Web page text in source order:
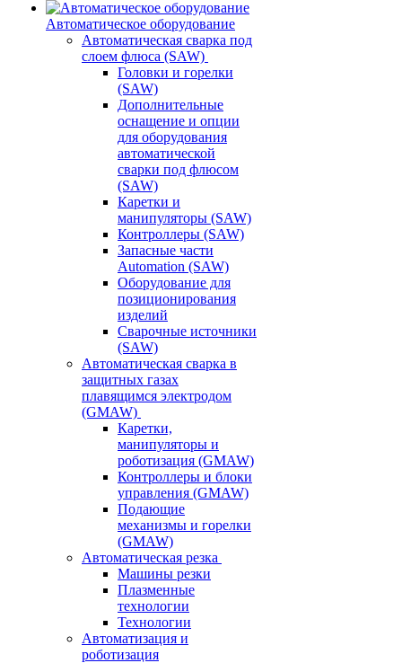
Автоматическое оборудование
Автоматическая сварка под
слоем флюса (SAW)
Головки и горелки
(SAW)
Дополнительные
оснащение и опции
для оборудования
автоматической
сварки под флюсом
(SAW)
Каретки и
манипуляторы (SAW)
Контроллеры (SAW)
Запасные части
Automation (SAW)
Оборудование для
позиционирования
изделий
Сварочные источники
(SAW)
Автоматическая сварка в
защитных газах
плавящимся электродом
(GMAW)
Каретки,
манипуляторы и
роботизация (GMAW)
Контроллеры и блоки
управления (GMAW)
Подающие
механизмы и горелки
(GMAW)
Автоматическая резка
Машины резки
Плазменные
технологии
Технологии
Автоматизация и
роботизация